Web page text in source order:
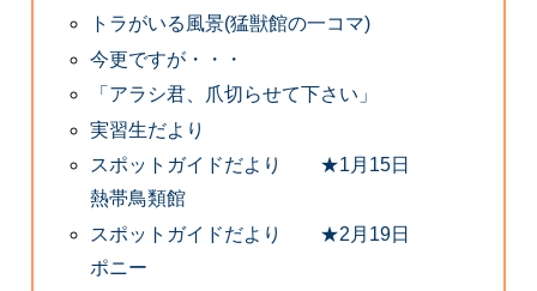
トラがいる風景(猛獣館の一コマ)
今更ですが・・・
「アラシ君、爪切らせて下さい」
実習生だより
スポットガイドだより ★1月15日
熱帯鳥類館
スポットガイドだより ★2月19日
ポニー